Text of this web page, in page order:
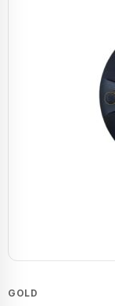
GOLD